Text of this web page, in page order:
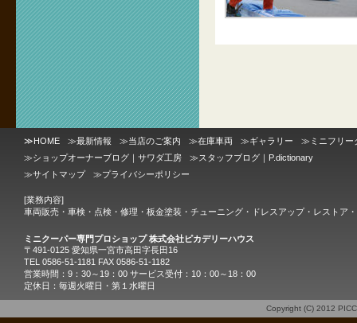
≫HOME ≫最新情報 ≫当店のご案内 ≫在庫車両 ≫ギャラリー ≫ ミニフリー
≫ショップオーナーブログ｜サワダ工房 ≫スタッフブログ｜P.dictionary
≫サイトマップ ≫プライバシーポリシー
[業務内容]
車両販売・車検・点検・修理・板金塗装・チューニング・ドレスアップ・レストア
ミニクーパー専門プロショップ 株式会社ピカデリーハウス
〒491-0125 愛知県一宮市高田字長田16
TEL 0586-51-1181 FAX 0586-51-1182
営業時間：9：30～19：00 サービス受付：10：00～18：00
定休日：毎週火曜日・第１水曜日
Copyright (C) 2012